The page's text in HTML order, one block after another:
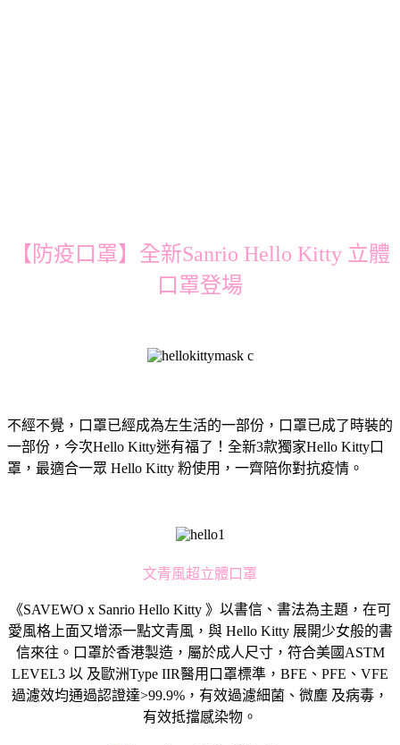
【防疫口罩】全新Sanrio Hello Kitty 立體
口罩登場
不經不覺，口罩已經成為左生活的一部份，口罩已成了時裝的
一部份，今次Hello Kitty迷有福了！全新3款獨家Hello Kitty口
罩，最適合一眾 Hello Kitty 粉使用，一齊陪你對抗疫情。
文青風超立體口罩
《SAVEWO x Sanrio Hello Kitty 》以書信、書法為主題，在可
愛風格上面又增添一點文青風，與 Hello Kitty 展開少女般的書
信來往。口罩於香港製造，屬於成人尺寸，符合美國ASTM
LEVEL3 以 及歐洲Type IIR醫用口罩標準，BFE、PFE、VFE
過濾效均通過認證達>99.9%，有效過濾細菌、微塵 及病毒，
有效抵擋感染物。